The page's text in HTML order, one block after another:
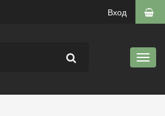
Вход